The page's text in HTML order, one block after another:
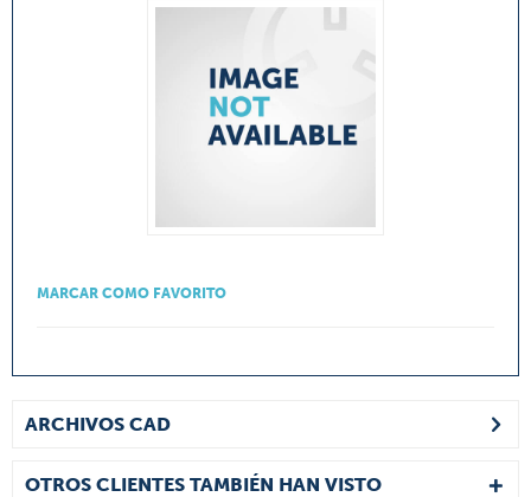
MARCAR COMO FAVORITO
ARCHIVOS CAD
OTROS CLIENTES TAMBIÉN HAN VISTO